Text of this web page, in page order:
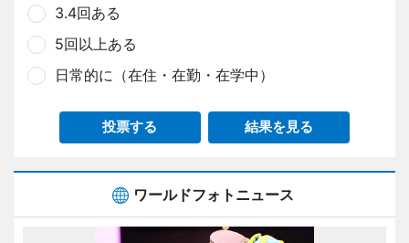
3.4回ある
5回以上ある
日常的に（在住・在勤・在学中）
投票する 結果を見る
ワールドフォトニュース